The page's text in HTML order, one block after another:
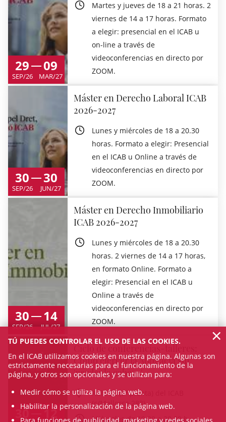
29
SEP/26
09
MAR/27
Martes y jueves de 18 a 21 horas. 2
viernes de 14 a 17 horas. Formato
a elegir: presencial en el ICAB u
on-line a través de
videoconferencias en directo por
ZOOM.
30
SEP/26
30
JUN/27
Máster en Derecho Laboral ICAB
2026-2027
Lunes y miércoles de 18 a 20.30
horas. Formato a elegir: Presencial
en el ICAB u Online a través de
videoconferencias en directo por
ZOOM.
30
SEP/26
14
JUL/27
Máster en Derecho Inmobiliario
ICAB 2026-2027
Lunes y miércoles de 18 a 20.30
horas. 2 viernes de 14 a 17 horas,
en formato Online. Formato a
elegir: Presencial en el ICAB u
Online a través de
videoconferencias en directo por
ZOOM.
30 12
Cómo ejercer la Abogacía sin
'perder la cabeza'
Aula 52 (5ª planta) del ICAB
(c/Mallorca 283)
Miércoles de 19.00 a 20.30 h
TÚ PUEDES CONTROLAR EL USO DE LAS COOKIES.
En el ICAB utilizamos cookies en nuestra página. Algunas son
estrictamente necesarias para el funcionamiento de la
página, y otros son opcionales y se utilizan para:
Medir cómo se utiliza la página web.
Habilitar la personalización de la página web.
×